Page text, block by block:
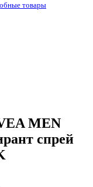
товары
MEN
спрей